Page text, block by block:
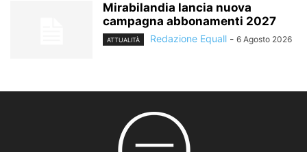
Mirabilandia lancia nuova
campagna abbonamenti 2027
ATTUALITÀ Redazione Equall - 6 Agosto 2026